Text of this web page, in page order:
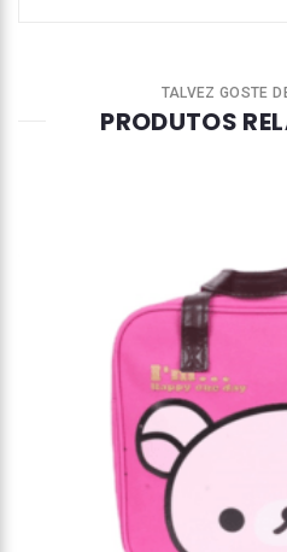
TALVEZ GOSTE
PRODUTOS